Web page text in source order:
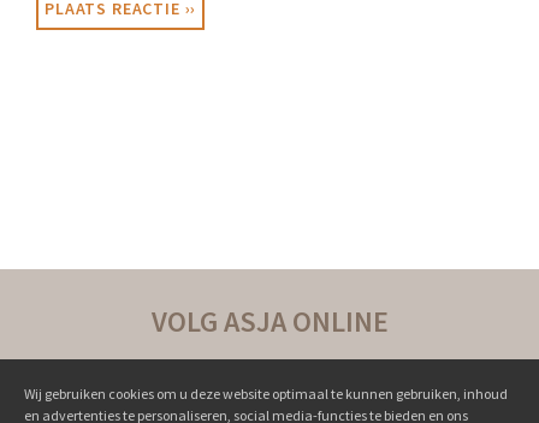
VOLG ASJA ONLINE
Wij gebruiken cookies om u deze website optimaal te kunnen gebruiken, inhoud
en advertenties te personaliseren, social media-functies te bieden en ons